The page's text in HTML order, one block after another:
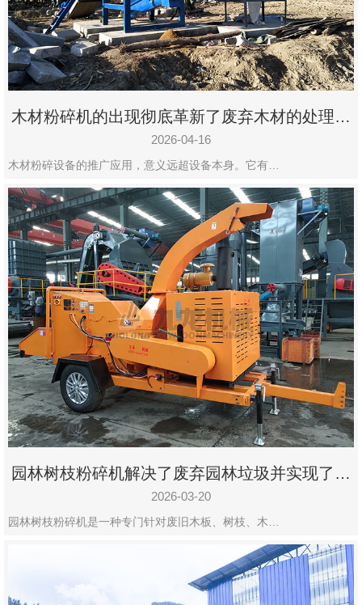
木材粉碎机的出现彻底革新了废弃木材的处理模
式
2026-04-16
木材粉碎设备的推广应用，意义远超设备本身。它有…
园林树枝粉碎机解决了废弃园林垃圾并实现了再
利用
2026-03-20
园林树枝粉碎机是一种专门针对废旧木板、树枝、木…